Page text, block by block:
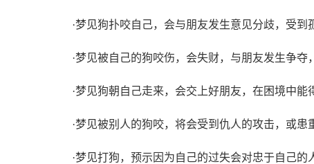
·梦见狗扑咬自己，会与朋友发生意见分歧，受到
·梦见被自己的狗咬伤，会失财，与朋友发生争夺
·梦见狗朝自己走来，会交上好朋友，在困境中能
·梦见被别人的狗咬，将会受到仇人的攻击，或患
·梦见打狗，预示因为自己的过失会对忠于自己的